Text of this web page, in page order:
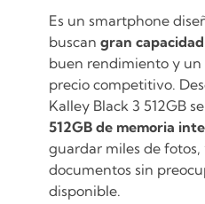
Es un smartphone
buscan gran
buen rendimiento y un
precio competitivo.
Kalley Black 3 512GB
512GB de memoria
guardar miles de
documentos sin
disponible.